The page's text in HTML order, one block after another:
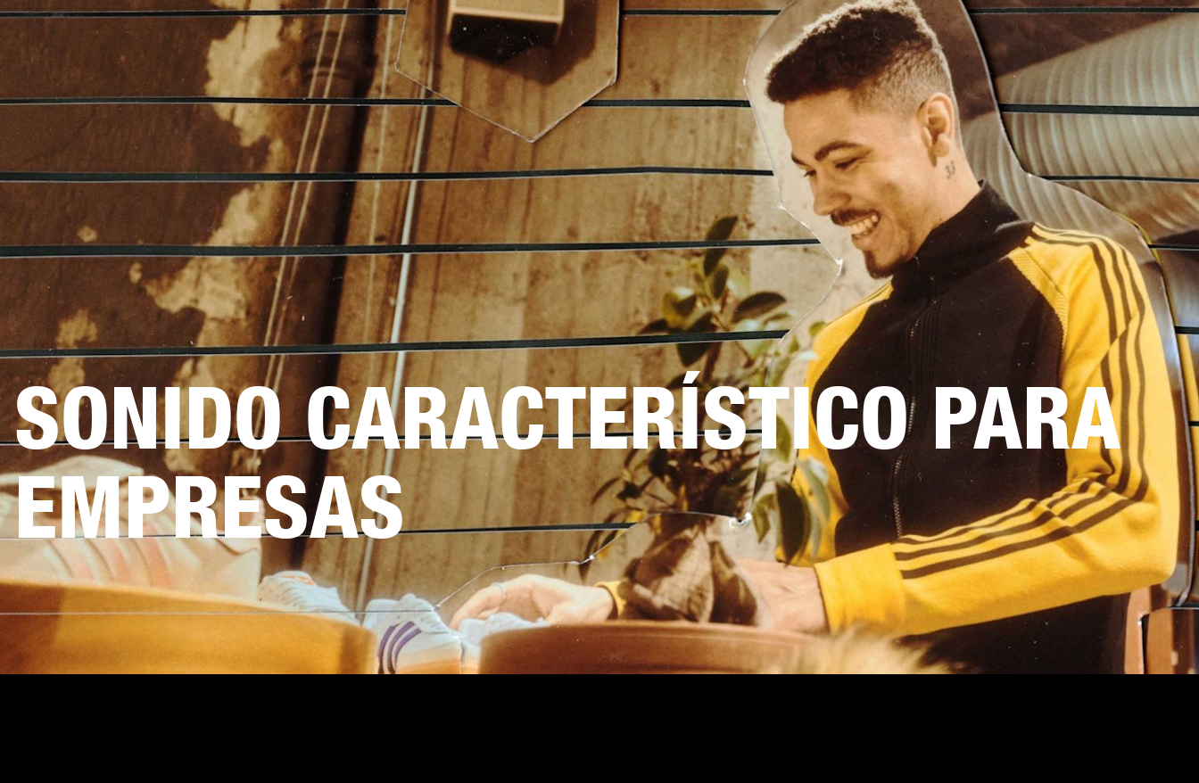
SOLUCIONES EMPRESARIALES ENCUENTRA UN DISTRIBUIDOR OUTLET
AMPLIFICADORESALTAVOCES AURICULARES BATERÍASROPA BACKSTAGE MARSHALL RECORDS
Omitir
al
chat
SOPORTE
SONIDO CARACTERÍSTICO PARA
EMPRESAS